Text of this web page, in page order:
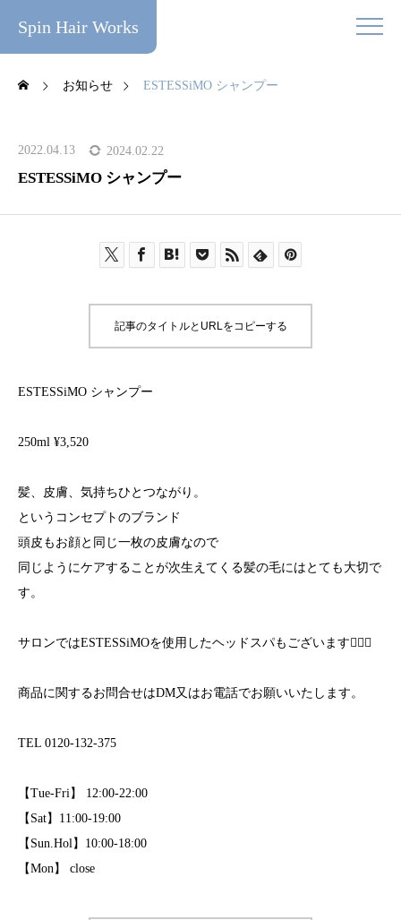
Spin Hair Works
お知らせ ESTESSiMO シャンプー
2022.04.13 2024.02.22
ESTESSiMO シャンプー
記事のタイトルとURLをコピーする
ESTESSiMO シャンプー
250ml ¥3,520
髪、皮膚、気持ちひとつながり。
というコンセプトのブランド
頭皮もお顔と同じ一枚の皮膚なので
同じようにケアすることが次生えてくる髪の毛にはとても大切で
す。
サロンではESTESSiMOを使用したヘッドスパもございます💆🏻‍♀️
商品に関するお問合せはDM又はお電話でお願いいたします。
TEL 0120-132-375
【Tue-Fri】 12:00-22:00
【Sat】11:00-19:00
【Sun.Hol】10:00-18:00
【Mon】 close